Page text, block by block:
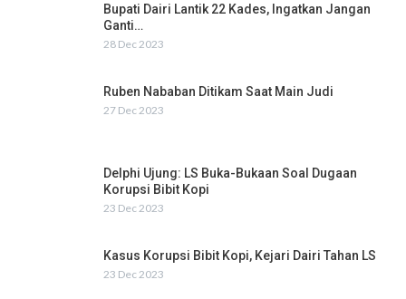
Bupati Dairi Lantik 22 Kades, Ingatkan Jangan
Ganti…
28 Dec 2023
Ruben Nababan Ditikam Saat Main Judi
27 Dec 2023
Delphi Ujung: LS Buka-Bukaan Soal Dugaan
Korupsi Bibit Kopi
23 Dec 2023
Kasus Korupsi Bibit Kopi, Kejari Dairi Tahan LS
23 Dec 2023